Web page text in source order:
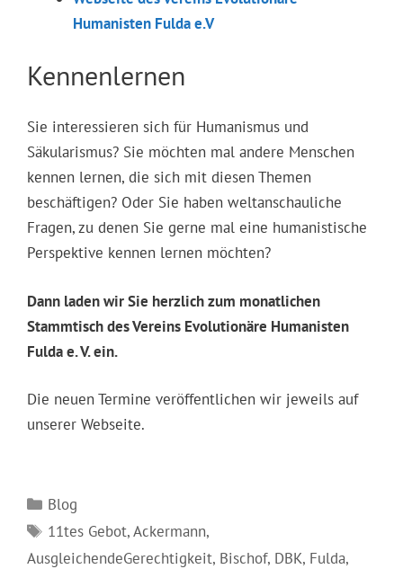
Humanisten Fulda e.V
Kennenlernen
Sie interessieren sich für Humanismus und
Säkularismus? Sie möchten mal andere Menschen
kennen lernen, die sich mit diesen Themen
beschäftigen? Oder Sie haben weltanschauliche
Fragen, zu denen Sie gerne mal eine humanistische
Perspektive kennen lernen möchten?
Dann laden wir Sie herzlich zum monatlichen
Stammtisch des Vereins Evolutionäre Humanisten
Fulda e. V. ein.
Die neuen Termine veröffentlichen wir jeweils auf
unserer Webseite.
Kategorien
Blog
Schlagwörter
11tes Gebot,Ackermann,
AusgleichendeGerechtigkeit, Bischof, DBK, Fulda,